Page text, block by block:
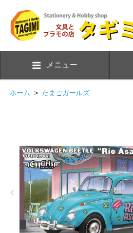
メニュー
ホーム > たまごガールズ